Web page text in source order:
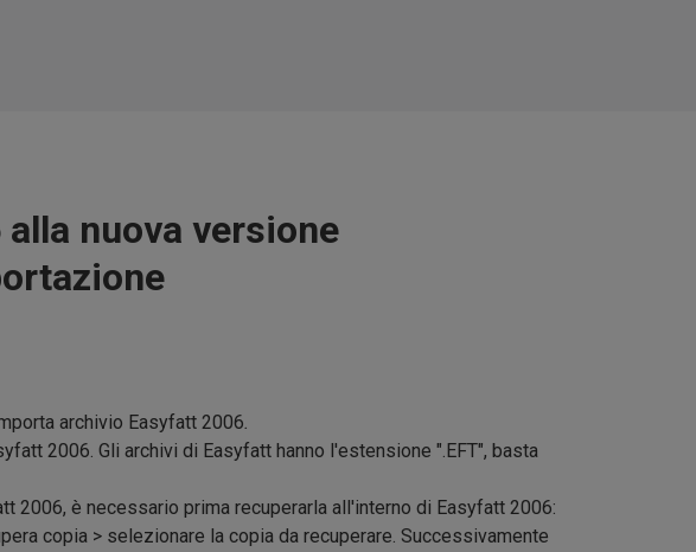
nuova versione
archivio Easyfatt 2006.
2006. Gli archivi di Easyfatt hanno l'estensione ".EFT", basta
2006, è necessario prima recuperarla all'interno di Easyfatt 2006:
copia > selezionare la copia da recuperare. Successivamente